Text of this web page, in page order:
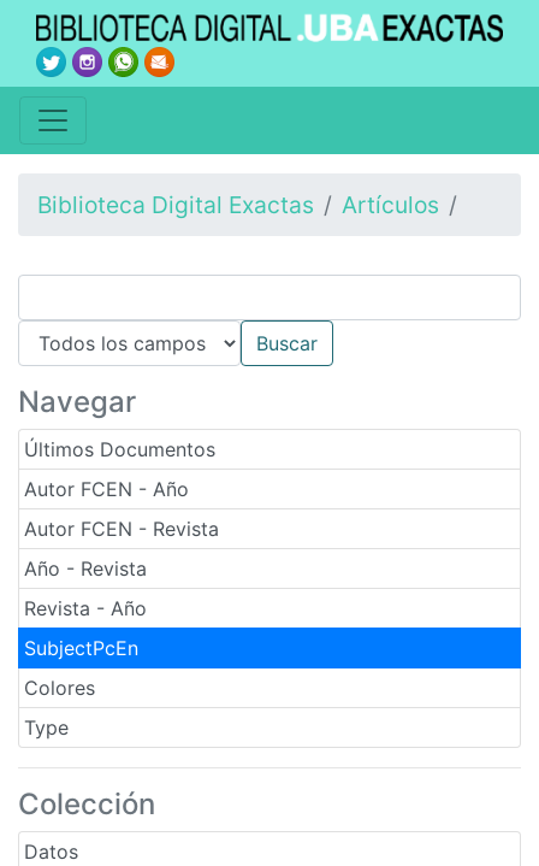
Biblioteca Digital Exactas Artículos
Navegar
Últimos Documentos
Autor FCEN - Año
Autor FCEN - Revista
Año - Revista
Revista - Año
SubjectPcEn
Colores
Type
Colección
Datos